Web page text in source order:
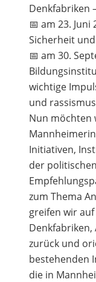
Denkfabriken
📅 am 23.
Sicherheit
📅 am 30.
wichtige
und
Nun möchten
Initiativen,
der
zum Thema
greifen wir
zurück und
bestehenden
die in